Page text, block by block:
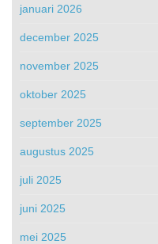
januari 2026
december 2025
november 2025
oktober 2025
september 2025
augustus 2025
juli 2025
juni 2025
mei 2025